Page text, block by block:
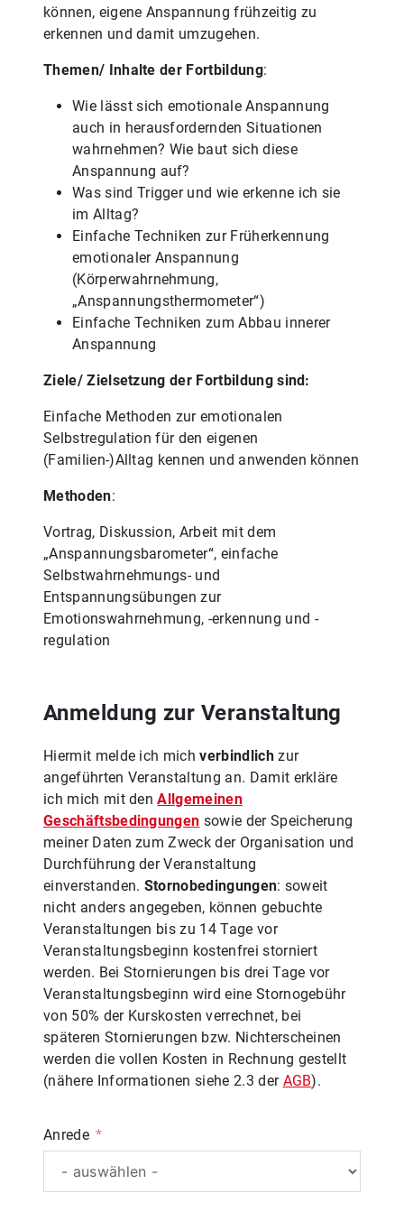
können, eigene Anspannung frühzeitig zu
erkennen und damit umzugehen.
Themen/ Inhalte der Fortbildung:
Wie lässt sich emotionale Anspannung
auch in herausfordernden Situationen
wahrnehmen? Wie baut sich diese
Anspannung auf?
Was sind Trigger und wie erkenne ich sie
im Alltag?
Einfache Techniken zur Früherkennung
emotionaler Anspannung
(Körperwahrnehmung,
„Anspannungsthermometer“)
Einfache Techniken zum Abbau innerer
Anspannung
Ziele/ Zielsetzung der Fortbildung sind:
Einfache Methoden zur emotionalen
Selbstregulation für den eigenen
(Familien-)Alltag kennen und anwenden können
Methoden:
Vortrag, Diskussion, Arbeit mit dem
„Anspannungsbarometer“, einfache
Selbstwahrnehmungs- und
Entspannungsübungen zur
Emotionswahrnehmung, -erkennung und -
regulation
Anmeldung zur Veranstaltung
Hiermit melde ich michverbindlichzur
angeführten Veranstaltung an. Damit erkläre
ich mich mit denAllgemeinen
Geschäftsbedingungen sowie der Speicherung
meiner Daten zum Zweck der Organisation und
Durchführung der Veranstaltung
einverstanden. Stornobedingungen: soweit
nicht anders angegeben, können gebuchte
Veranstaltungen bis zu 14 Tage vor
Veranstaltungsbeginn kostenfrei storniert
werden. Bei Stornierungen bis drei Tage vor
Veranstaltungsbeginn wird eine Stornogebühr
von 50% der Kurskosten verrechnet, bei
späteren Stornierungen bzw. Nichterscheinen
werden die vollen Kosten in Rechnung gestellt
(nähere Informationen siehe 2.3 der AGB).
Anrede